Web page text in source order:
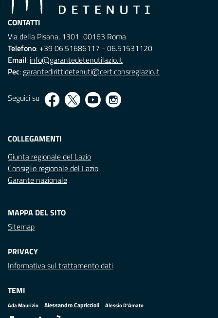
CONTATTI
Via della Pisana, 1301 00163 Roma
Telefono: +39 06.51686117 - 06.51531120
Email: info@garantedetenutilazio.it
Pec: garantedirittidetenuti@cert.consreglazio.it
Seguici su
COLLEGAMENTI
Giunta regionale del Lazio
Consiglio regionale del Lazio
Garante nazionale
MAPPA DEL SITO
Sitemap
PRIVACY
Informativa sul trattamento dati
TEMI
Ada Maurizio Alessandro Capriccioli Alessio D'Amato